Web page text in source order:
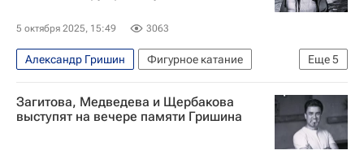
5 октября 2025, 15:49 3063
Еще5
Александр Гришин
Фигурное катание
Спорт
Россия
Москва
Камила Валиева
Алина Загитова
Загитова, Медведева и Щербакова
выступят на вечере памяти Гришина